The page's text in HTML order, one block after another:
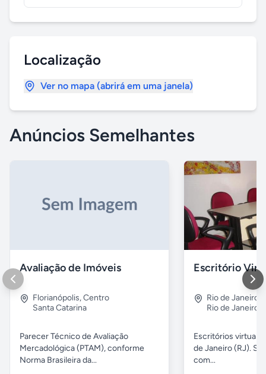
Localização
Ver no mapa (abrirá em uma janela)
Anúncios Semelhantes
Avaliação de Imóveis
Florianópolis,Centro
Santa Catarina
Parecer Técnico de Avaliação
Mercadológica (PTAM), conforme
Norma Brasileira da...
Escritório
Rio de Janeiro
Rio de Janeiro
Escritórios virtuais
de Janeiro (RJ).
com...